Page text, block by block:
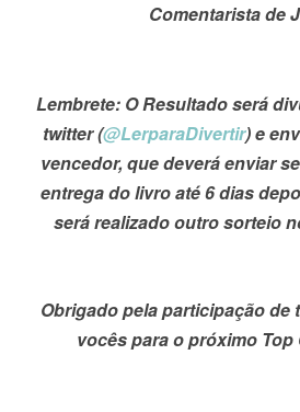
Comentarista de
Lembrete: O Resultado será
twitter (@LerparaDivertir) e
vencedor, que deverá enviar
entrega do livro até 6 dias
será realizado outro sorteio
Obrigado pela participação de
vocês para o próximo